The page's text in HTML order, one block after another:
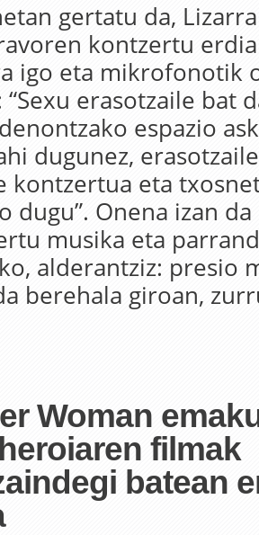
gertatu da,
kontzertu
igo eta mikrofonotik
“Sexu erasotzaile bat
espazio
dugunez,
kontzertua eta
dugu”. Onena izan
musika eta
alderantziz: presio
berehala giroan,
Woman
filmak
batean